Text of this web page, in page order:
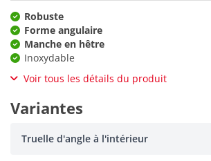
Robuste
Forme angulaire
Manche en hêtre
Inoxydable
Voir tous les détails du produit
Variantes
Truelle d'angle à l'intérieur